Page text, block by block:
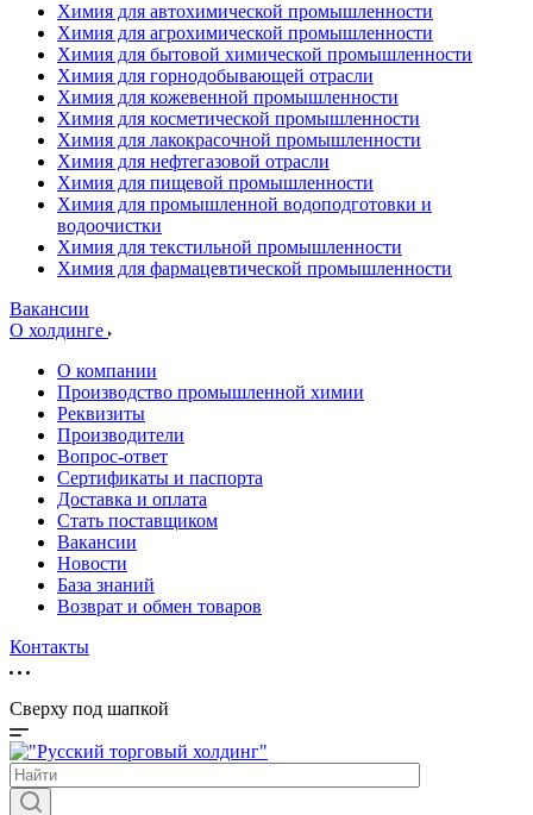
Химия для автохимической промышленности
Химия для агрохимической промышленности
Химия для бытовой химической промышленности
Химия для горнодобывающей отрасли
Химия для кожевенной промышленности
Химия для косметической промышленности
Химия для лакокрасочной промышленности
Химия для нефтегазовой отрасли
Химия для пищевой промышленности
Химия для промышленной водоподготовки и
водоочистки
Химия для текстильной промышленности
Химия для фармацевтической промышленности
Вакансии
О холдинге
О компании
Производство промышленной химии
Реквизиты
Производители
Вопрос-ответ
Сертификаты и паспорта
Доставка и оплата
Стать поставщиком
Вакансии
Новости
База знаний
Возврат и обмен товаров
Контакты
Сверху под шапкой